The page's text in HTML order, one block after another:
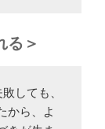
る＞
から、よ